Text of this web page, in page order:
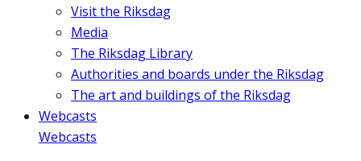
Visit the Riksdag
Media
The Riksdag Library
Authorities and boards under the Riksdag
The art and buildings of the Riksdag
Webcasts
Webcasts